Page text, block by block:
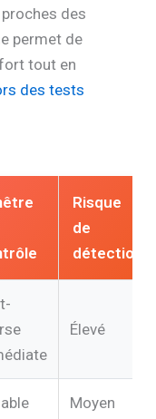
des
permet de
tout en
des tests
Risque
de
détection
Élevé
Moyen